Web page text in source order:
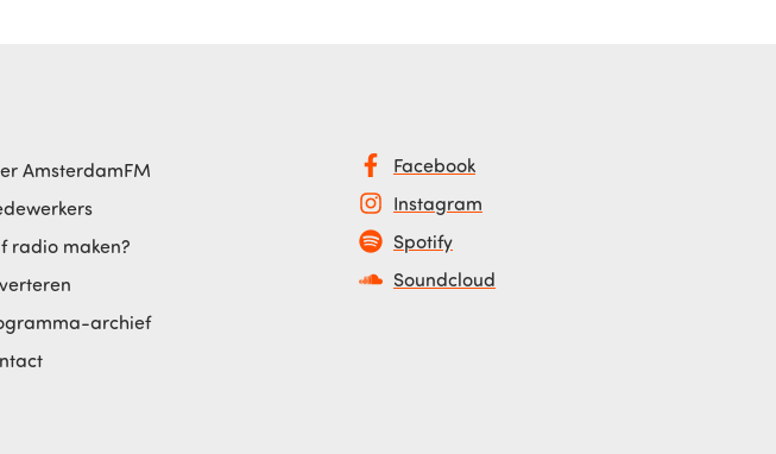
AmsterdamFM
radio maken?
archief
Facebook
Instagram
Spotify
Soundcloud